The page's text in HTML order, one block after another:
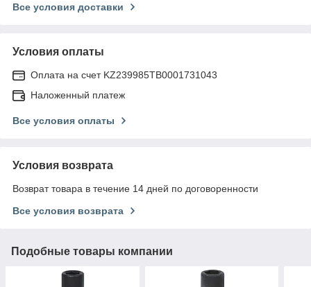
Все условия доставки
Условия оплаты
Оплата на счет KZ239985TB0001731043
Наложенный платеж
Все условия оплаты
Условия возврата
Возврат товара в течение 14 дней по договоренности
Все условия возврата
Подобные товары компании